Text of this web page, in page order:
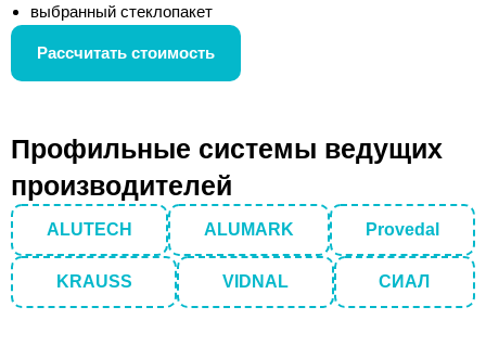
выбранный стеклопакет
Рассчитать стоимость
Профильные системы ведущих
производителей
ALUTECH ALUMARK Provedal
KRAUSS VIDNAL СИАЛ